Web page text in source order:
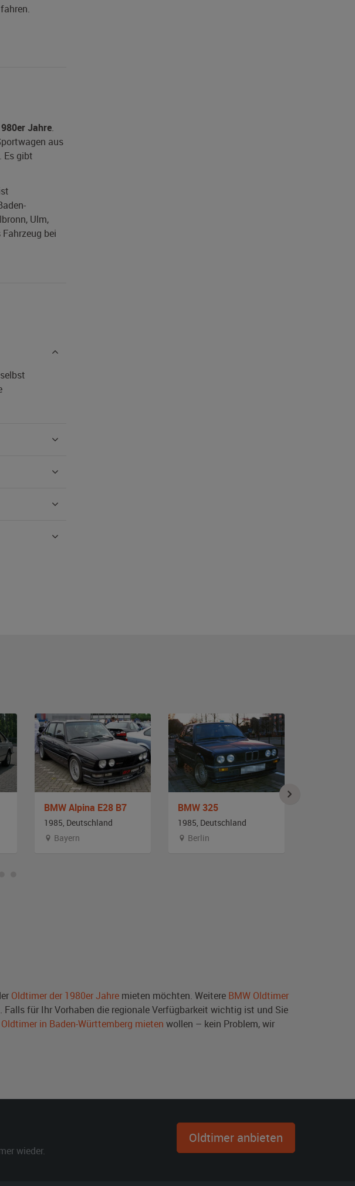
Jahre.
aus
Es gibt
Ulm,
bei
BMW Alpina E28 B7
1985, Deutschland
Bayern
BMW 325
1985, Deutschland
Berlin
Oldtimer der 1980er Jahre mieten möchten. Weitere BMW Oldtimer
für Ihr Vorhaben die regionale Verfügbarkeit wichtig ist und Sie
Oldtimer in Baden-Württemberg mieten wollen – kein Problem, wir
wieder.
Oldtimer anbieten